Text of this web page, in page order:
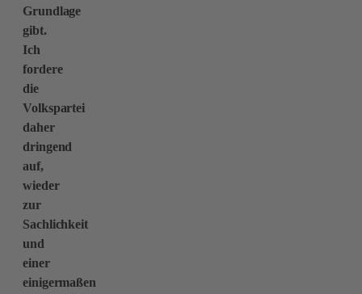
Grundlage
gibt.
Ich
fordere
die
Volkspartei
daher
dringend
auf,
wieder
zur
Sachlichkeit
und
einer
einigermaßen